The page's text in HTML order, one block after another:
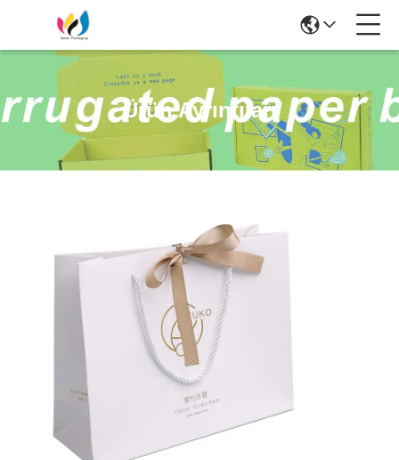
Ürün Ayrıntıları